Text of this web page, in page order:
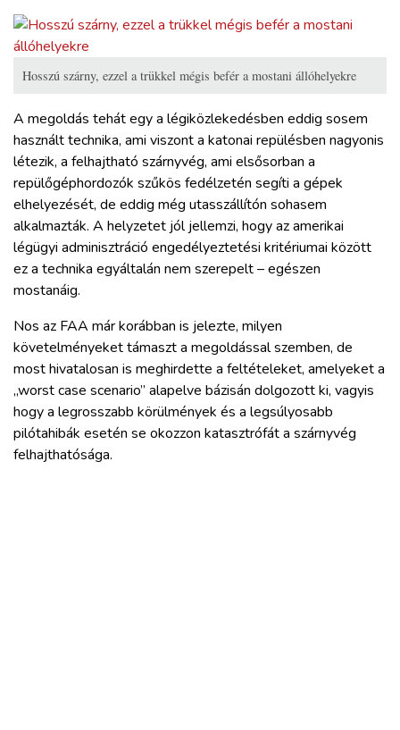
Hosszú szárny, ezzel a trükkel mégis befér a mostani állóhelyekre
A megoldás tehát egy a légiközlekedésben eddig sosem
használt technika, ami viszont a katonai repülésben nagyonis
létezik, a felhajtható szárnyvég, ami elsősorban a
repülőgéphordozók szűkös fedélzetén segíti a gépek
elhelyezését, de eddig még utasszállítón sohasem
alkalmazták. A helyzetet jól jellemzi, hogy az amerikai
légügyi adminisztráció engedélyeztetési kritériumai között
ez a technika egyáltalán nem szerepelt – egészen
mostanáig.
Nos az FAA már korábban is jelezte, milyen
követelményeket támaszt a megoldással szemben, de
most hivatalosan is meghirdette a feltételeket, amelyeket a
„worst case scenario” alapelve bázisán dolgozott ki, vagyis
hogy a legrosszabb körülmények és a legsúlyosabb
pilótahibák esetén se okozzon katasztrófát a szárnyvég
felhajthatósága.